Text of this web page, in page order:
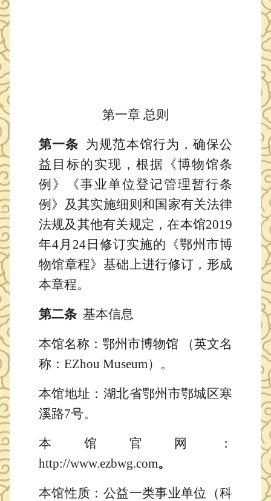
第一章 总则
第一条 为规范本馆行为，确保公
益目标的实现，根据 《博物馆条
例》
《事业单位登记管理暂行条
例》及其实施细则和国家有关法律
法规及其他有关规定，在本馆2019
年4月24日修订实施的《鄂州市博
物馆章程》基础上进行修订，形成
本章程。
第二条 基本信息
本馆名称 ：鄂州市博物馆 （英文名
称 ： EZhou Museum） 。
本馆地址：湖北省鄂州市鄂城区寒
溪路7号。
本馆官网：
http://www.ezbwg.com。
本馆性质：公益一类事业单位（科